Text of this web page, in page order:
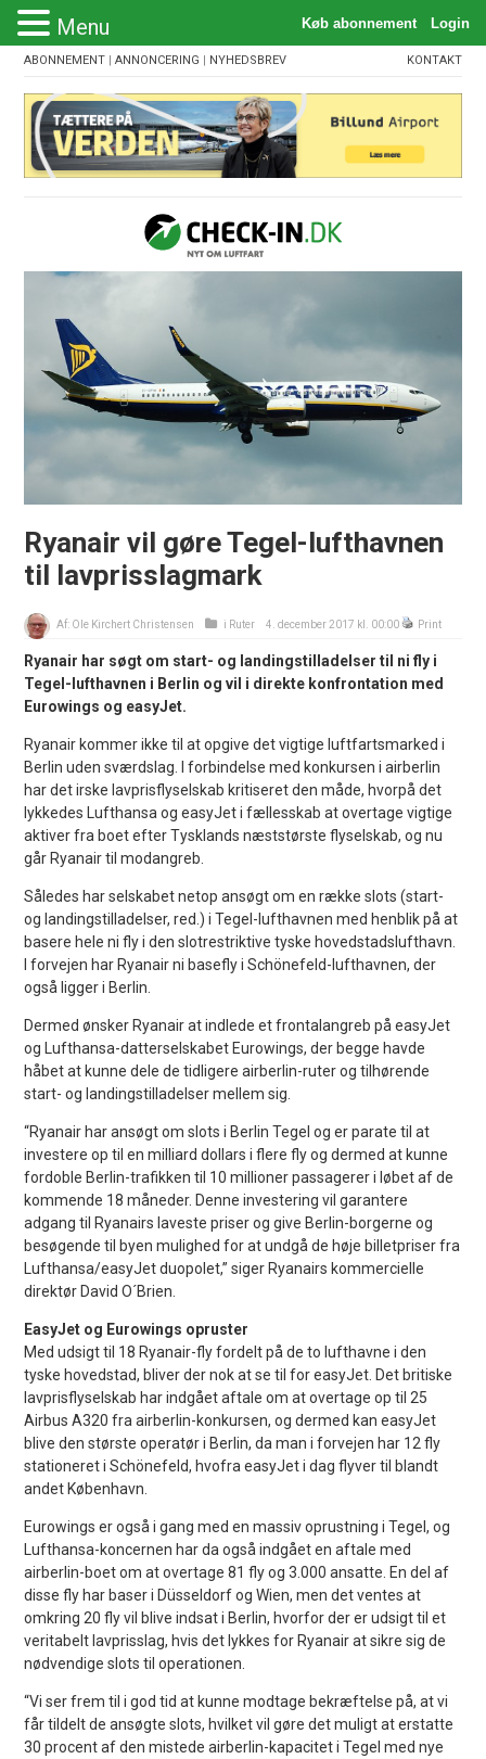
ABONNEMENT |ANNONCERING | NYHEDSBREV KONTAKT
Ryanair vil gøre Tegel-lufthavnen
til lavprisslagmark
Af: Ole Kirchert Christensen i Ruter 4. december 2017 kl. 00:00 Print
Ryanair har søgt om start- og landingstilladelser til ni fly i
Tegel-lufthavnen i Berlin og vil i direkte konfrontation med
Eurowings og easyJet.
Ryanair kommer ikke til at opgive det vigtige luftfartsmarked i
Berlin uden sværdslag. I forbindelse med konkursen i airberlin
har det irske lavprisflyselskab kritiseret den måde, hvorpå det
lykkedes Lufthansa og easyJet i fællesskab at overtage vigtige
aktiver fra boet efter Tysklands næststørste flyselskab, og nu
går Ryanair til modangreb.
Således har selskabet netop ansøgt om en række slots (start-
og landingstilladelser, red.) i Tegel-lufthavnen med henblik på at
basere hele ni fly i den slotrestriktive tyske hovedstadslufthavn.
I forvejen har Ryanair ni basefly i Schönefeld-lufthavnen, der
også ligger i Berlin.
Dermed ønsker Ryanair at indlede et frontalangreb på easyJet
og Lufthansa-datterselskabet Eurowings, der begge havde
håbet at kunne dele de tidligere airberlin-ruter og tilhørende
start- og landingstilladelser mellem sig.
“Ryanair har ansøgt om slots i Berlin Tegel og er parate til at
investere op til en milliard dollars i flere fly og dermed at kunne
fordoble Berlin-trafikken til 10 millioner passagerer i løbet af de
kommende 18 måneder. Denne investering vil garantere
adgang til Ryanairs laveste priser og give Berlin-borgerne og
besøgende til byen mulighed for at undgå de høje billetpriser fra
Lufthansa/easyJet duopolet,” siger Ryanairs kommercielle
direktør David O´Brien.
EasyJet og Eurowings opruster
Med udsigt til 18 Ryanair-fly fordelt på de to lufthavne i den
tyske hovedstad, bliver der nok at se til for easyJet. Det britiske
lavprisflyselskab har indgået aftale om at overtage op til 25
Airbus A320 fra airberlin-konkursen, og dermed kan easyJet
blive den største operatør i Berlin, da man i forvejen har 12 fly
stationeret i Schönefeld, hvofra easyJet i dag flyver til blandt
andet København.
Eurowings er også i gang med en massiv oprustning i Tegel, og
Lufthansa-koncernen har da også indgået en aftale med
airberlin-boet om at overtage 81 fly og 3.000 ansatte. En del af
disse fly har baser i Düsseldorf og Wien, men det ventes at
omkring 20 fly vil blive indsat i Berlin, hvorfor der er udsigt til et
veritabelt lavprisslag, hvis det lykkes for Ryanair at sikre sig de
nødvendige slots til operationen.
“Vi ser frem til i god tid at kunne modtage bekræftelse på, at vi
får tildelt de ansøgte slots, hvilket vil gøre det muligt at erstatte
30 procent af den mistede airberlin-kapacitet i Tegel med nye
Menu